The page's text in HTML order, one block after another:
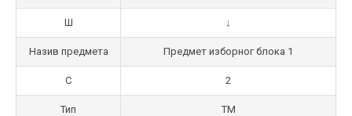
Ш ↓
Назив предмета Предмет изборног блока 1
С 2
Тип ТМ